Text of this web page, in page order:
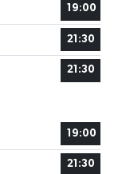
19:00
21:30
21:30
19:00
21:30